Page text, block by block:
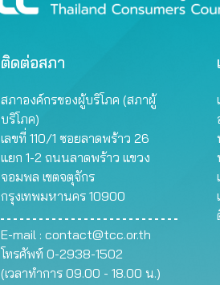
ติดต่อสภา
สภาองค์กรของผู้บริโภค (สภาผู้
บริโภค)
เลขที่ 110/1 ซอยลาดพร้าว 26
แยก 1-2 ถนนลาดพร้าว แขวง
จอมพล เขตจตุจักร
กรุงเทพมหานคร 10900
E-mail : contact@tcc.or.th
โทรศัพท์ 0-2938-1502
(เวลาทำการ 09.00 - 18.00 น.)